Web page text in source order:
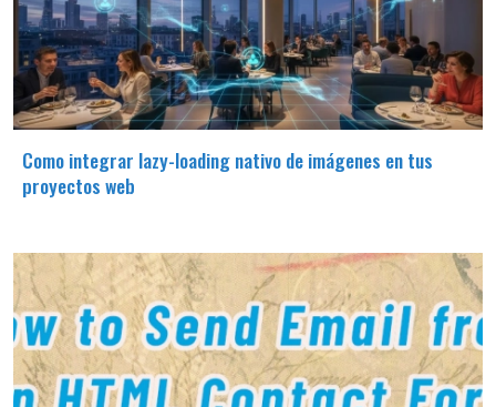
Como integrar lazy-loading nativo de imágenes en tus
proyectos web